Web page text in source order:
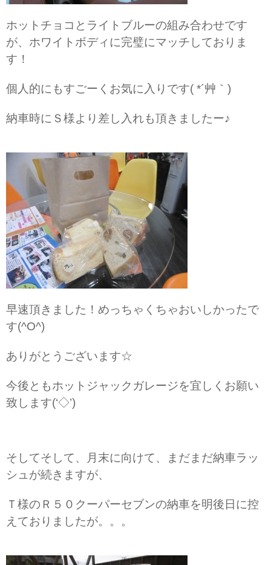
ホットチョコとライトブルーの組み合わせです
が、ホワイトボディに完璧にマッチしておりま
す！
個人的にもすごーくお気に入りです( *´艸｀)
納車時にＳ様より差し入れも頂きましたー♪
早速頂きました！めっちゃくちゃおいしかったで
す(^O^)
ありがとうございます☆
今後ともホットジャックガレージを宜しくお願い
致します(‘◇’)ゞ
そしてそして、月末に向けて、まだまだ納車ラッ
シュが続きますが、
Ｔ様のＲ５０クーパーセブンの納車を明後日に控
えておりましたが。。。